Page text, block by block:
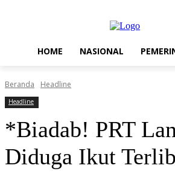
HOME NASIONAL
Beranda Headline
Headline
*Biadab! PRT
Diduga Ikut